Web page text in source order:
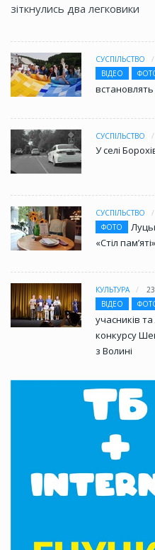
зіткнулись два легковики
СУСПІЛЬСТВО
ВІДЕО
СУСПІЛЬСТВО
У селі
СУСПІЛЬСТВО
ФОТО
«Стіл памʼяті»
КУЛЬТУРА
ВІДЕО
учасників
конкурсу
з Волині